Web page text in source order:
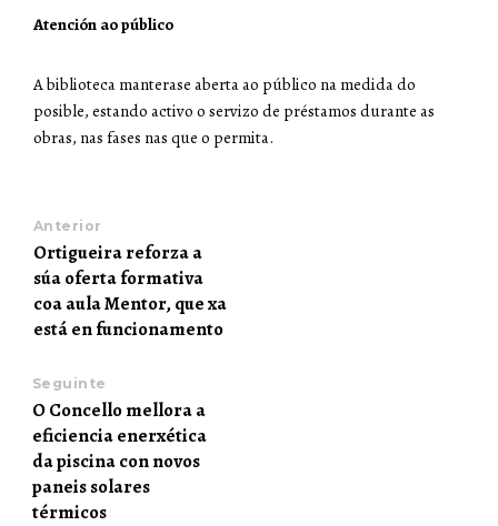
Atención ao público
A biblioteca manterase aberta ao público na medida do
posible, estando activo o servizo de préstamos durante as
obras, nas fases nas que o permita.
Anterior
Ortigueira reforza a
súa oferta formativa
coa aula Mentor, que xa
está en funcionamento
Seguinte
O Concello mellora a
eficiencia enerxética
da piscina con novos
paneis solares
térmicos